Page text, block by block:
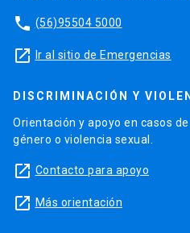
phone (56)95504 5000
launch Ir al sitio de Emergencias
DISCRIMINACIÓN Y
Orientación y apoyo en casos
género o violencia sexual.
launch Contacto para apoyo
launch Más orientación